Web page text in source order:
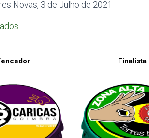
Novas, 3 de Julho de 2021
Finalista